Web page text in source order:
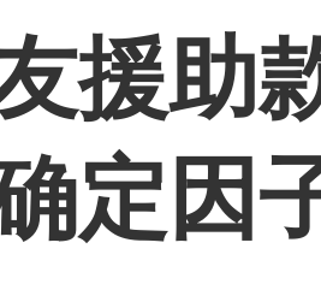
援助
定因